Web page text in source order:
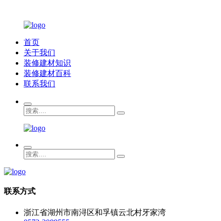
首页
关于我们
装修建材知识
装修建材百科
联系我们
联系方式
浙江省湖州市南浔区和孚镇云北村牙家湾